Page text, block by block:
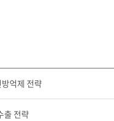
억제 전략
출 전략